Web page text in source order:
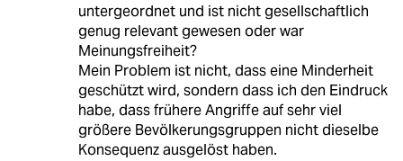
untergeordnet und ist nicht gesellschaftlich
genug relevant gewesen oder war
Meinungsfreiheit?
Mein Problem ist nicht, dass eine Minderheit
geschützt wird, sondern dass ich den Eindruck
habe, dass frühere Angriffe auf sehr viel
größere Bevölkerungsgruppen nicht dieselbe
Konsequenz ausgelöst haben.